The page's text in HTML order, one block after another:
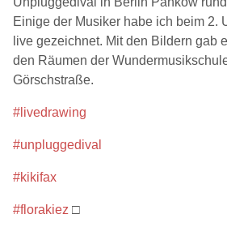
Einige der Musiker habe ich beim 2.
live gezeichnet. Mit den Bildern gab
den Räumen der
Görschstraße.
#livedrawing
#unpluggedival
#kikifax
#florakiez □